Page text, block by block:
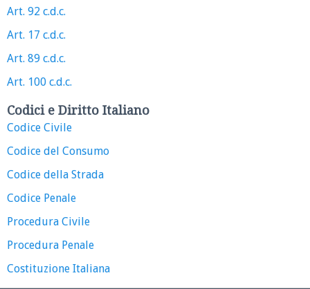
Art. 92 c.d.c.
Art. 17 c.d.c.
Art. 89 c.d.c.
Art. 100 c.d.c.
Codici e Diritto Italiano
Codice Civile
Codice del Consumo
Codice della Strada
Codice Penale
Procedura Civile
Procedura Penale
Costituzione Italiana